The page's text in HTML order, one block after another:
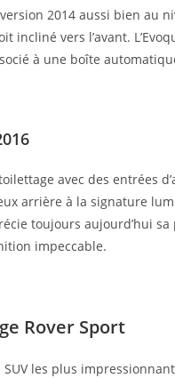
2014 aussi bien au
incliné vers l’avant.
à une boîte
avec des entrées
arrière à la signature
toujours aujourd’hui
impeccable.
Rover Sport
les plus